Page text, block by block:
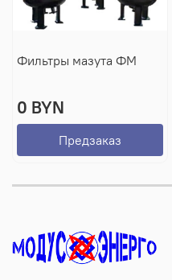
Фильтры мазута ФМ
0 BYN
Предзаказ